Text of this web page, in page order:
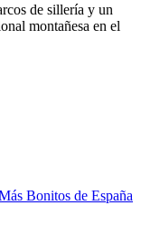
de sillería y un
montañesa en el
Bonitos de España